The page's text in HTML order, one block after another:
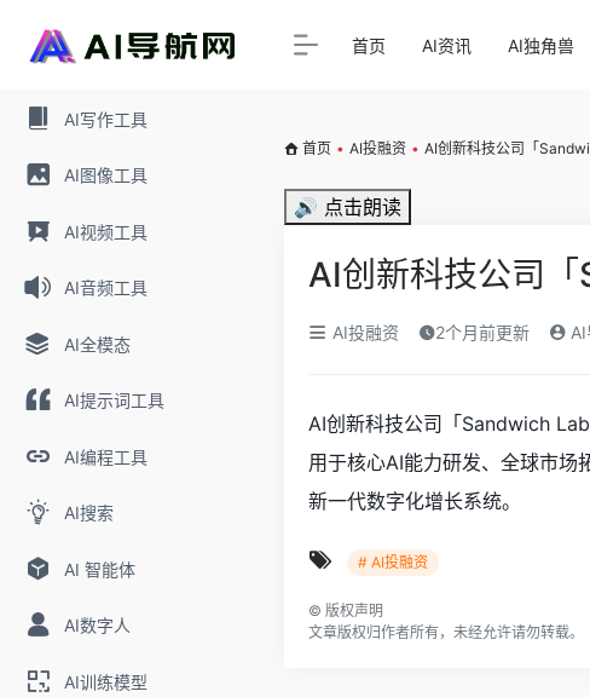
AI写作工具
AI图像工具
AI视频工具
AI音频工具
AI全模态
AI提示词工具
AI编程工具
AI搜索
AI 智能体
AI数字人
AI训练模型
首页 AI资讯 AI独角兽
首页 • AI投融资 • AI创新科技公司「
🔊 点击朗读
AI创新科技公司
AI投融资 2个月前更新
AI创新科技公司「Sandwich
用于核心AI能力研发、全球市场
新一代数字化增长系统。
# AI投融资
© 版权声明
文章版权归作者所有，未经允许请勿转载。